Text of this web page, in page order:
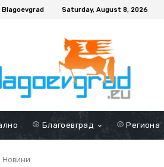
Blagoevgrad Saturday, August 8, 2026
Благоевград Региона
Новини